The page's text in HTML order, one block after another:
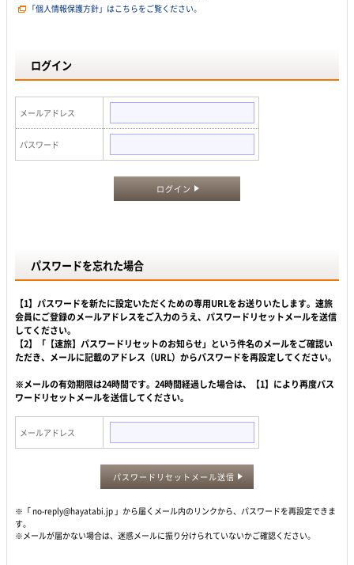
「個人情報保護方針」はこちらをご覧ください。
ログイン
メールアドレス
パスワード
ログイン
パスワードを忘れた場合
【1】パスワードを新たに設定いただくための専用URLをお送りいたします。速旅
会員にご登録のメールアドレスをご入力のうえ、パスワードリセットメールを送信
してください。
【2】「【速旅】パスワードリセットのお知らせ」という件名のメールをご確認い
ただき、メールに記載のアドレス（URL）からパスワードを再設定してください。
※メールの有効期限は24時間です。24時間経過した場合は、【1】により再度パス
ワードリセットメールを送信してください。
メールアドレス
パスワードリセットメール送信
※「 no-reply@hayatabi.jp 」から届くメール内のリンクから、パスワードを再設定できま
す。
※メールが届かない場合は、迷惑メールに振り分けられていないかご確認ください。